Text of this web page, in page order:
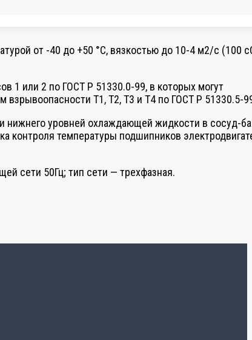
от -40 до +50 °С, вязкостью до 10-4 м2/с (100
1 или 2 по ГОСТ Р 51330.0-99, в которых могут
взрывоопасности Т1, Т2, Т3 и Т4 по ГОСТ Р 51330.5-
нижнего уровней охлаждающей жидкости в сосуд-
контроля температуры подшипников
сети 50Гц; тип сети — трехфазная.